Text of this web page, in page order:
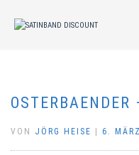
VON JÖRG HEISE 6.